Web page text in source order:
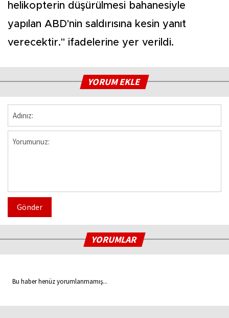
helikopterin düşürülmesi bahanesiyle
yapılan ABD'nin saldırısına kesin yanıt
verecektir." ifadelerine yer verildi.
YORUM EKLE
Gönder
YORUMLAR
Bu haber henüz yorumlanmamış...